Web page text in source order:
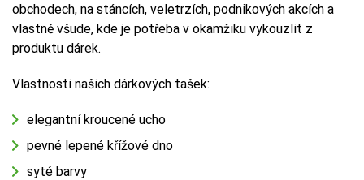
obchodech, na stáncích, veletrzích, podnikových akcích a
vlastně všude, kde je potřeba v okamžiku vykouzlit z
produktu dárek.
Vlastnosti našich dárkových tašek:
elegantní kroucené ucho
pevné lepené křížové dno
syté barvy